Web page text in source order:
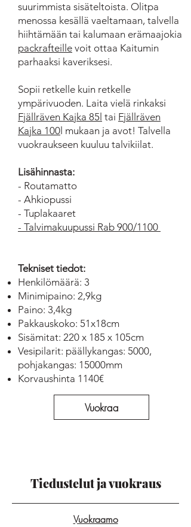
suurimmista sisäteltoista. Olitpa
menossa kesällä vaeltamaan, talvella
hiihtämään tai kalumaan erämaajokia
packrafteille voit ottaa Kaitumin
parhaaksi kaveriksesi.
Sopii retkelle kuin retkelle
ympärivuoden. Laita vielä rinkaksi
Fjällräven Kajka 85l tai Fjällräven
Kajka 100 l mukaan ja avot! Talvella
vuokraukseen kuuluu talvikiilat.
Lisähinnasta:
- Routamatto
- Ahkiopussi
- Tuplakaaret
- Talvimakuupussi Rab 900/1100
Tekniset tiedot:
Henkilömäärä: 3
Minimipaino: 2,9kg
Paino: 3,4kg
Pakkauskoko: 51x18cm
Sisämitat: 220 x 185 x 105cm
Vesipilarit: päällykangas: 5000,
pohjakangas: 15000mm
Korvaushinta 1140€
Vuokraa
Tiedustelut ja vuokraus
Vuokraamo